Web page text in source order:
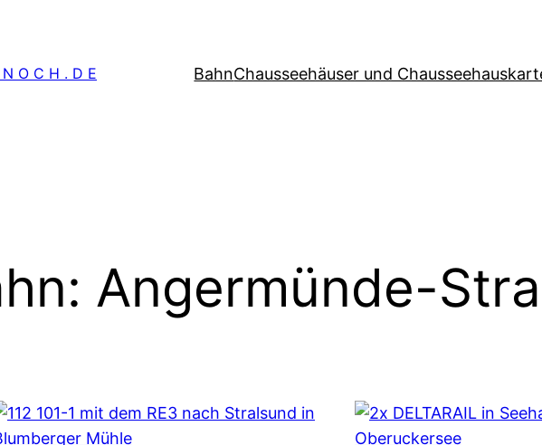
O C H . D E BahnChausseehäuser und
Angermünde-